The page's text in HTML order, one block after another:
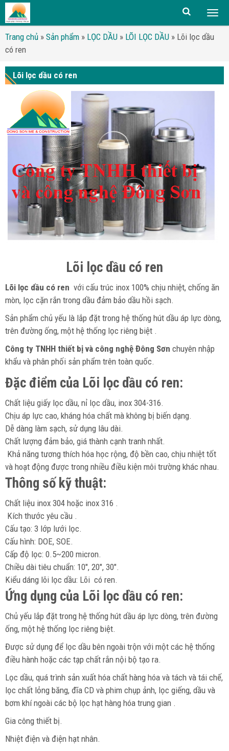
Trang chủ » Sản phẩm » LỌC DẦU » LÕI LỌC DẦU » Lõi lọc dầu
có ren
Lõi lọc dầu có ren
Lõi lọc dầu có ren
Lõi lọc dầu có ren với cấu trúc inox 100% chịu nhiệt, chống ăn
mòn, lọc cặn rắn trong dầu đảm bảo dầu hồi sạch.
Sản phẩm chủ yếu là lắp đặt trong hệ thống hút dầu áp lực dòng,
trên đường ống, một hệ thống lọc riêng biệt .
Công ty TNHH thiết bị và công nghệ Đông Sơn chuyên nhập
khẩu và phân phối sản phẩm trên toàn quốc.
Đặc điểm của Lõi lọc dầu có ren:
Chất liệu giấy lọc dầu, nỉ lọc dầu, inox 304-316.
Chịu áp lực cao, kháng hóa chất mà không bị biến dạng.
Dễ dàng làm sạch, sử dụng lâu dài.
Chất lượng đảm bảo, giá thành cạnh tranh nhất.
Khả năng tương thích hóa học rộng, độ bền cao, chịu nhiệt tốt
và hoạt động được trong nhiều điều kiện môi trường khác nhau.
Thông số kỹ thuật:
Chất liệu inox 304 hoặc inox 316 .
Kích thước yêu cầu .
Cấu tạo: 3 lớp lưới lọc.
Cấu hình: DOE, SOE.
Cấp độ lọc: 0.5~200 micron.
Chiều dài tiêu chuẩn: 10″, 20″, 30″.
Kiểu dáng lõi lọc dầu: Lõi có ren.
Ứng dụng của Lõi lọc dầu có ren:
Chủ yếu lắp đặt trong hệ thống hút dầu áp lực dòng, trên đường
ống, một hệ thống lọc riêng biệt.
Được sử dụng để lọc dầu bên ngoài trộn với một các hệ thống
điều hành hoặc các tạp chất rắn nội bộ tạo ra.
Lọc dầu, quá trình sản xuất hóa chất hàng hóa và tách và tái chế,
lọc chất lỏng băng, đĩa CD và phim chụp ảnh, lọc giếng, dầu và
bơm khí ngoài các bộ lọc hạt hàng hóa trung gian .
Gia công thiết bị.
Nhiệt điện và điện hạt nhân.